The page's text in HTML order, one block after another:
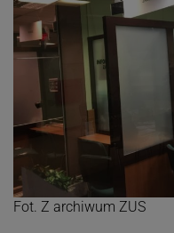
Fot. Z archiwum ZUS